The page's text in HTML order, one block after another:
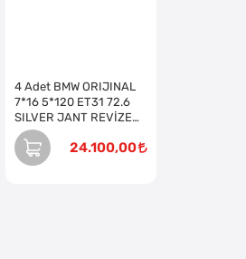
4 Adet BMW ORIJINAL
7*16 5*120 ET31 72.6
SILVER JANT REVİZE
EDİLMİŞ (Takım)
24.100,00